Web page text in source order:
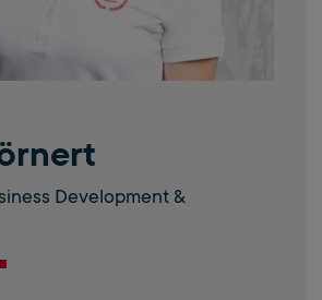
Development &